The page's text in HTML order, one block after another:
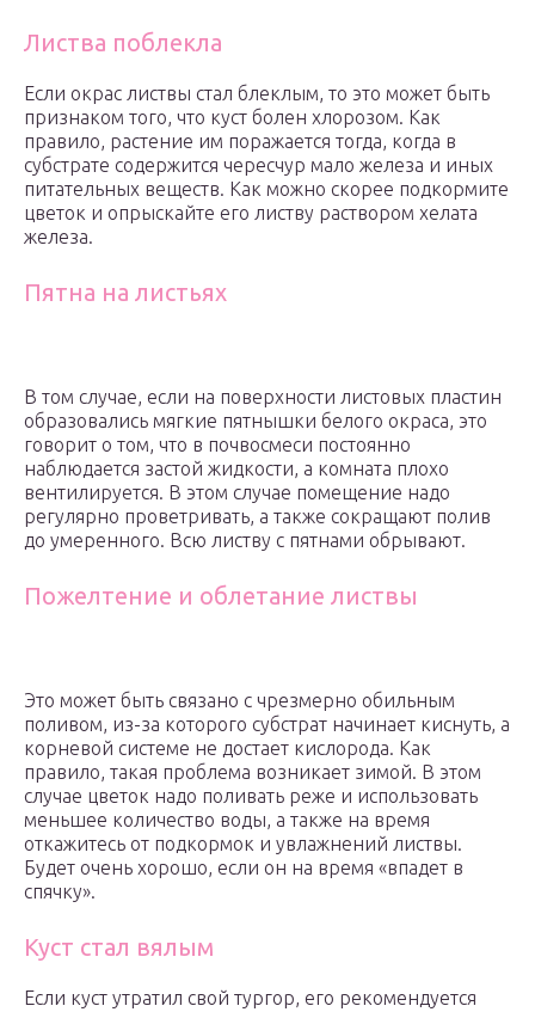
Листва поблекла
Если окрас листвы стал блеклым, то это может быть
признаком того, что куст болен хлорозом. Как
правило, растение им поражается тогда, когда в
субстрате содержится чересчур мало железа и иных
питательных веществ. Как можно скорее подкормите
цветок и опрыскайте его листву раствором хелата
железа.
Пятна на листьях
В том случае, если на поверхности листовых пластин
образовались мягкие пятнышки белого окраса, это
говорит о том, что в почвосмеси постоянно
наблюдается застой жидкости, а комната плохо
вентилируется. В этом случае помещение надо
регулярно проветривать, а также сокращают полив
до умеренного. Всю листву с пятнами обрывают.
Пожелтение и облетание листвы
Это может быть связано с чрезмерно обильным
поливом, из-за которого субстрат начинает киснуть, а
корневой системе не достает кислорода. Как
правило, такая проблема возникает зимой. В этом
случае цветок надо поливать реже и использовать
меньшее количество воды, а также на время
откажитесь от подкормок и увлажнений листвы.
Будет очень хорошо, если он на время «впадет в
спячку».
Куст стал вялым
Если куст утратил свой тургор, его рекомендуется